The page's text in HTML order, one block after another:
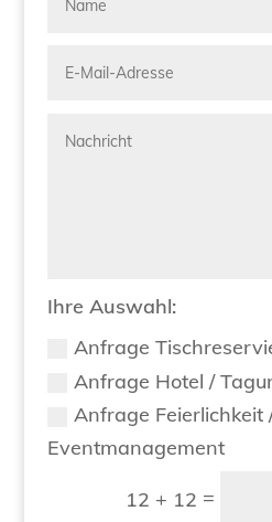
Ihre Auswahl:
Anfrage
Anfrage Hotel /
Anfrage Feierlichkeit
Eventmanagement
12 + 12 =